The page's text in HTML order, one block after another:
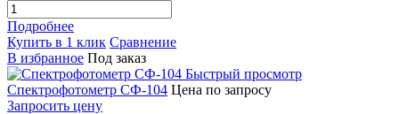
Подробнее
Купить в 1 клик Сравнение
В избранное Под заказ
Быстрый просмотр
Спектрофотометр СФ-104 Цена по запросу
Запросить цену